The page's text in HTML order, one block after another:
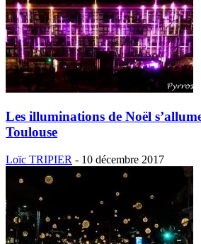
Les illuminations de Noël
Toulouse
Loïc TRIPIER - 10 décembre 2017